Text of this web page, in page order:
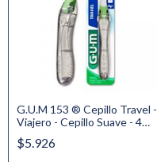
G.U.M 153 ® Cepillo Travel -
Viajero - Cepillo Suave - 4
Hileras - Antibacterial
$5.926